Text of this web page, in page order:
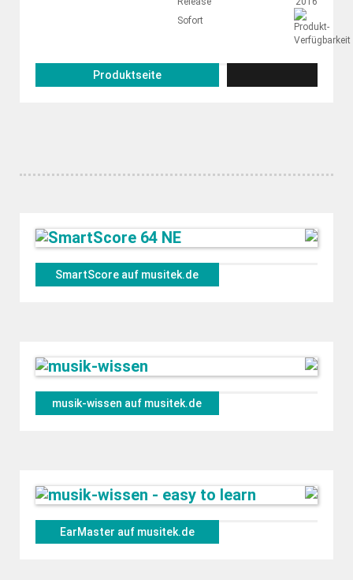
Sofort
Produktseite
SmartScore auf musitek.de
musik-wissen auf musitek.de
EarMaster auf musitek.de